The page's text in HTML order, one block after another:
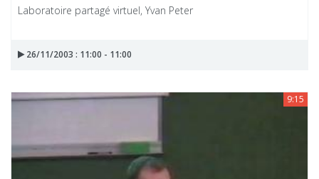
Laboratoire partagé virtuel, Yvan Peter
26/11/2003 : 11:00 - 11:00
9:15